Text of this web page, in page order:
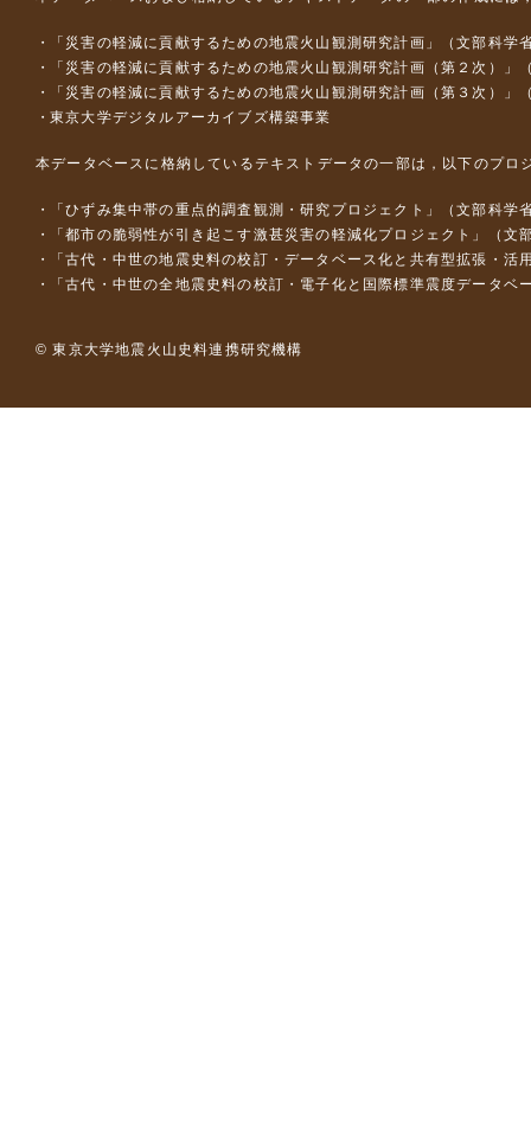
「災害の軽減に貢献するための地震火山観測研究計画」（文部科学
「災害の軽減に貢献するための地震火山観測研究計画（第２次）」
「災害の軽減に貢献するための地震火山観測研究計画（第３次）」
東京大学デジタルアーカイブズ構築事業
本データベースに格納しているテキストデータの一部は，以下のプロ
「ひずみ集中帯の重点的調査観測・研究プロジェクト」（文部科
「都市の脆弱性が引き起こす激甚災害の軽減化プロジェクト」（
「古代・中世の地震史料の校訂・データベース化と共有型拡張・
「古代・中世の全地震史料の校訂・電子化と国際標準震度データ
© 東京大学地震火山史料連携研究機構